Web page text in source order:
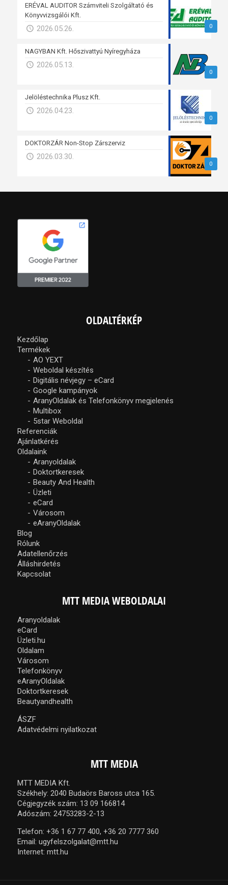
0
ERÉVAL AUDITOR Számviteli Szolgáltató és
Könyvvizsgálói Kft.
2026.05.26.
0
NAGYBAN Kft. Hőszivattyú Nyíregyháza
2026.05.13.
0
Jelöléstechnika Plusz Kft.
2026.04.23.
0
DOKTORZÁR Non-Stop Zárszerviz
2026.03.30.
OLDALTÉRKÉP
Kezdőlap
Termékek
AO YEXT
Weboldal készítés
Digitális névjegy – eCard
Google kampányok
AranyOldalak és Telefonkönyv megjelenés
Multibox
5star Weboldal
Referenciák
Ajánlatkérés
Oldalaink
Aranyoldalak
Doktortkeresek
Beauty And Health
Üzleti
eCard
Városom
eAranyOldalak
Blog
Rólunk
Adatellenőrzés
Álláshirdetés
Kapcsolat
MTT MEDIA WEBOLDALAI
Aranyoldalak
eCard
Üzleti.hu
Oldalam
Városom
Telefonkönyv
eAranyOldalak
Doktortkeresek
Beautyandhealth
ÁSZF
Adatvédelmi nyilatkozat
MTT MEDIA
MTT MEDIA Kft.
Székhely: 2040 Budaörs Baross utca 165.
Cégjegyzék szám: 13 09 166814
Adószám: 24753283-2-13
Telefon: +36 1 67 77 400, +36 20 7777 360
Email: ugyfelszolgalat@mtt.hu
Internet: mtt.hu